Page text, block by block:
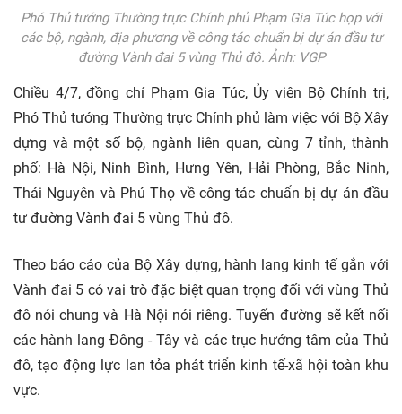
Phó Thủ tướng Thường trực Chính phủ Phạm Gia Túc họp với
các bộ, ngành, địa phương về công tác chuẩn bị dự án đầu tư
đường Vành đai 5 vùng Thủ đô. Ảnh: VGP
Chiều 4/7, đồng chí Phạm Gia Túc, Ủy viên Bộ Chính trị,
Phó Thủ tướng Thường trực Chính phủ làm việc với Bộ Xây
dựng và một số bộ, ngành liên quan, cùng 7 tỉnh, thành
phố: Hà Nội, Ninh Bình, Hưng Yên, Hải Phòng, Bắc Ninh,
Thái Nguyên và Phú Thọ về công tác chuẩn bị dự án đầu
tư đường Vành đai 5 vùng Thủ đô.
Theo báo cáo của Bộ Xây dựng, hành lang kinh tế gắn với
Vành đai 5 có vai trò đặc biệt quan trọng đối với vùng Thủ
đô nói chung và Hà Nội nói riêng. Tuyến đường sẽ kết nối
các hành lang Đông - Tây và các trục hướng tâm của Thủ
đô, tạo động lực lan tỏa phát triển kinh tế-xã hội toàn khu
vực.